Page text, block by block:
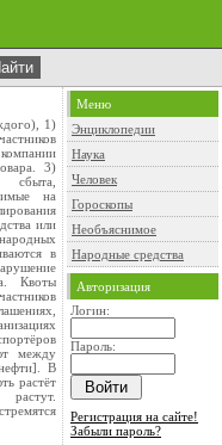
1)
3)
сбыта,
на
или
в
Квоты
между
В
растёт
Меню
Энциклопедии
Наука
Человек
Гороскопы
Необъяснимое
Народные средства
Авторизация
Логин:
Пароль:
Регистрация на сайте!
Забыли пароль?